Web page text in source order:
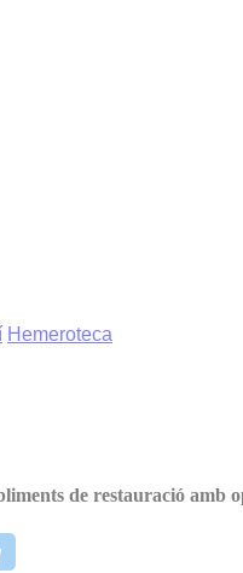
Hemeroteca
de restauració amb